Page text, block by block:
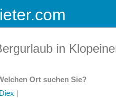
in
Ort suchen Sie?
Diex |